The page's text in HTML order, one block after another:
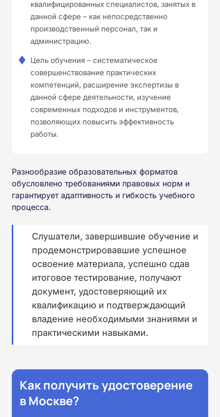
квалифицированных специалистов, занятых в
данной сфере – как непосредственно
производственный персонал, так и
администрацию.
Цель обучения – систематическое
совершенствование практических
компетенций, расширение экспертизы в
данной сфере деятельности, изучение
современных подходов и инструментов,
позволяющих повысить эффективность
работы.
Разнообразие образовательных форматов
обусловлено требованиями правовых норм и
гарантирует адаптивность и гибкость учебного
процесса.
Слушатели, завершившие обучение и
продемонстрировавшие успешное
освоение материала, успешно сдав
итоговое тестирование, получают
документ, удостоверяющий их
квалификацию и подтверждающий
владение необходимыми знаниями и
практическими навыками.
Как получить удостоверение
в Москве?